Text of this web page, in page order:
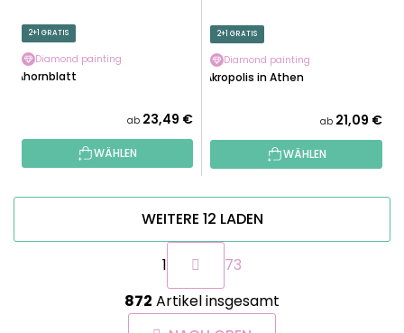
2+1 GRATIS
Diamond painting
Ahornblatt
ab 23,49 €
WÄHLEN
2+1 GRATIS
Diamond painting
Akropolis in Athen
ab 21,09 €
WÄHLEN
S
t
e
WEITERE 12 LADEN
P
g
i
n
1
73
872 Artikel insgesamt